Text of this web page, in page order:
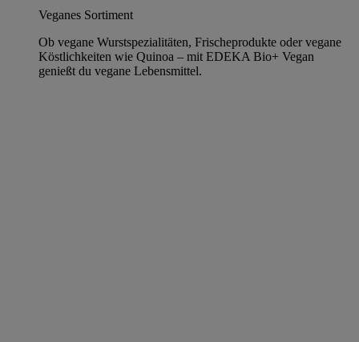
Veganes Sortiment
Ob vegane Wurstspezialitäten, Frischeprodukte oder vegane
Köstlichkeiten wie Quinoa – mit EDEKA Bio+ Vegan
genießt du vegane Lebensmittel.